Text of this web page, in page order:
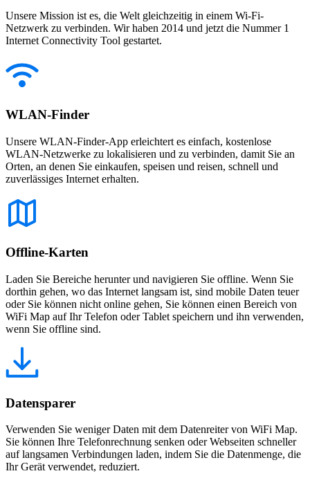
Unsere Mission ist es, die Welt gleichzeitig in einem Wi-Fi-
Netzwerk zu verbinden. Wir haben 2014 und jetzt die Nummer 1
Internet Connectivity Tool gestartet.
WLAN-Finder
Unsere WLAN-Finder-App erleichtert es einfach, kostenlose
WLAN-Netzwerke zu lokalisieren und zu verbinden, damit Sie an
Orten, an denen Sie einkaufen, speisen und reisen, schnell und
zuverlässiges Internet erhalten.
Offline-Karten
Laden Sie Bereiche herunter und navigieren Sie offline. Wenn Sie
dorthin gehen, wo das Internet langsam ist, sind mobile Daten teuer
oder Sie können nicht online gehen, Sie können einen Bereich von
WiFi Map auf Ihr Telefon oder Tablet speichern und ihn verwenden,
wenn Sie offline sind.
Datensparer
Verwenden Sie weniger Daten mit dem Datenreiter von WiFi Map.
Sie können Ihre Telefonrechnung senken oder Webseiten schneller
auf langsamen Verbindungen laden, indem Sie die Datenmenge, die
Ihr Gerät verwendet, reduziert.